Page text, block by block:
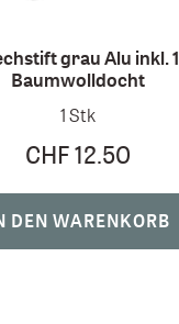
grau Alu inkl. 1
Baumwolldocht
1 Stk
CHF 12.50
DEN WARENKORB